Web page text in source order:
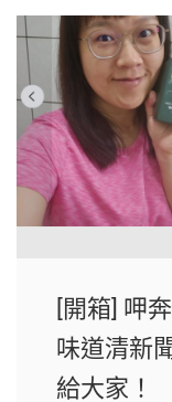
[開箱] 呷
味道清新
給大家！